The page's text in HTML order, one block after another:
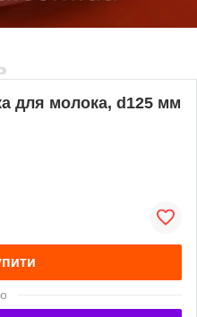
для молока, d125 мм